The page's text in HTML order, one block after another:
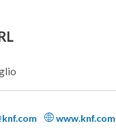
www.knf.com